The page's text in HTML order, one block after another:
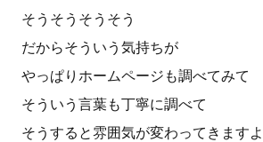
そうそうそうそう
だからそういう気持ちが
やっぱりホームページも調べてみて
そういう言葉も丁寧に調べて
そうすると雰囲気が変わってきます